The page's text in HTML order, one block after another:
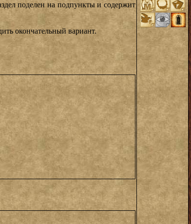
поделен на подпункты и содержит
окончательный вариант.